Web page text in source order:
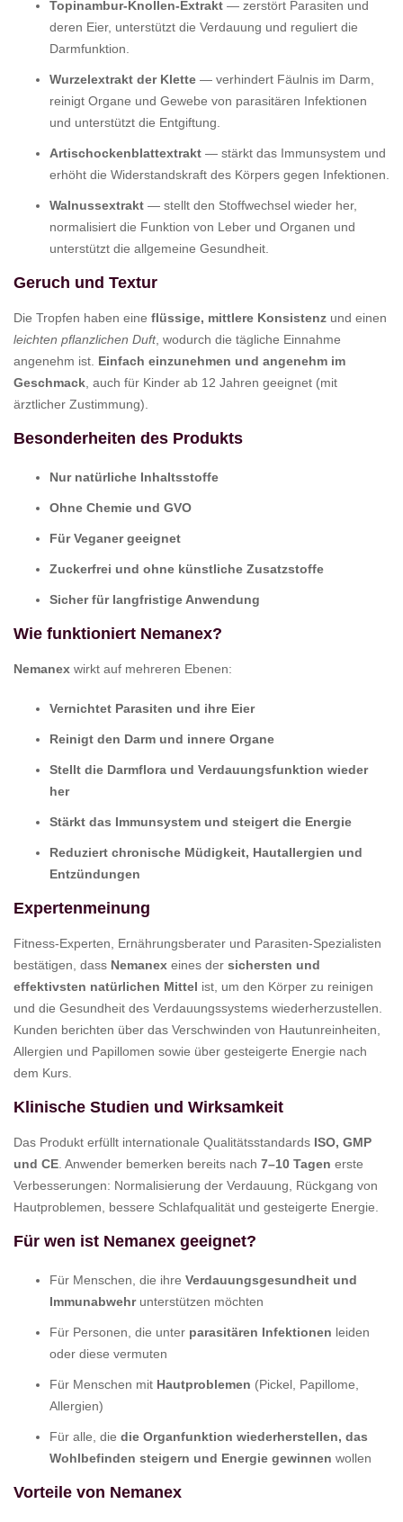
Topinambur-Knollen-Extrakt — zerstört Parasiten und
deren Eier, unterstützt die Verdauung und reguliert die
Darmfunktion.
Wurzelextrakt der Klette — verhindert Fäulnis im Darm,
reinigt Organe und Gewebe von parasitären Infektionen
und unterstützt die Entgiftung.
Artischockenblattextrakt — stärkt das Immunsystem und
erhöht die Widerstandskraft des Körpers gegen Infektionen.
Walnussextrakt — stellt den Stoffwechsel wieder her,
normalisiert die Funktion von Leber und Organen und
unterstützt die allgemeine Gesundheit.
Geruch und Textur
Die Tropfen haben eine flüssige, mittlere Konsistenz und einen
leichten pflanzlichen Duft, wodurch die tägliche Einnahme
angenehm ist. Einfach einzunehmen und angenehm im
Geschmack, auch für Kinder ab 12 Jahren geeignet (mit
ärztlicher Zustimmung).
Besonderheiten des Produkts
Nur natürliche Inhaltsstoffe
Ohne Chemie und GVO
Für Veganer geeignet
Zuckerfrei und ohne künstliche Zusatzstoffe
Sicher für langfristige Anwendung
Wie funktioniert Nemanex?
Nemanex wirkt auf mehreren Ebenen:
Vernichtet Parasiten und ihre Eier
Reinigt den Darm und innere Organe
Stellt die Darmflora und Verdauungsfunktion wieder
her
Stärkt das Immunsystem und steigert die Energie
Reduziert chronische Müdigkeit, Hautallergien und
Entzündungen
Expertenmeinung
Fitness-Experten, Ernährungsberater und Parasiten-Spezialisten
bestätigen, dass Nemanex eines der sichersten und
effektivsten natürlichen Mittel ist, um den Körper zu reinigen
und die Gesundheit des Verdauungssystems wiederherzustellen.
Kunden berichten über das Verschwinden von Hautunreinheiten,
Allergien und Papillomen sowie über gesteigerte Energie nach
dem Kurs.
Klinische Studien und Wirksamkeit
Das Produkt erfüllt internationale Qualitätsstandards ISO, GMP
und CE. Anwender bemerken bereits nach 7–10 Tagen erste
Verbesserungen: Normalisierung der Verdauung, Rückgang von
Hautproblemen, bessere Schlafqualität und gesteigerte Energie.
Für wen ist Nemanex geeignet?
Für Menschen, die ihre Verdauungsgesundheit und
Immunabwehrunterstützen möchten
Für Personen, die unter parasitären Infektionen leiden
oder diese vermuten
Für Menschen mit Hautproblemen (Pickel, Papillome,
Allergien)
Für alle, die die Organfunktion wiederherstellen, das
Wohlbefinden steigern und Energie gewinnen wollen
Vorteile von Nemanex